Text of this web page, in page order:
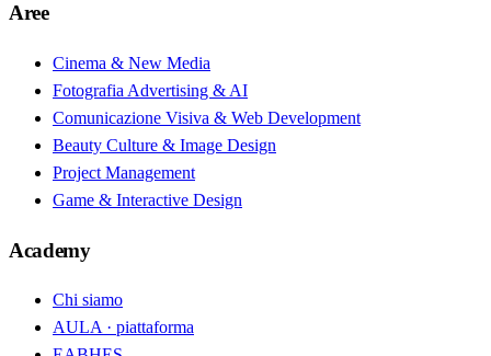
Aree
Cinema & New Media
Fotografia Advertising & AI
Comunicazione Visiva & Web Development
Beauty Culture & Image Design
Project Management
Game & Interactive Design
Academy
Chi siamo
AULA · piattaforma